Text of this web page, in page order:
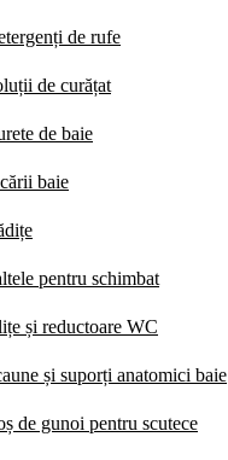
de rufe
de curățat
de baie
baie
pentru schimbat
și reductoare WC
și suporți anatomici baie
de gunoi pentru scutece